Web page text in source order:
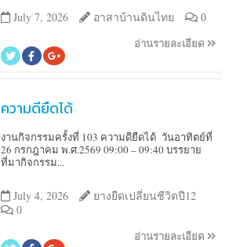
July 7, 2026 อาสาบ้านดินไทย 0
อ่านรายละเอียด
ความดียืดได้
งานกิจกรรมครั้งที่ 103 ความดียืดได้ วันอาทิตย์ที่
26 กรกฎาคม พ.ศ.2569 09:00 – 09:40 บรรยาย
ที่มากิจกรรม...
July 4, 2026 ยางยืดเปลี่ยนชีวิตปี12
0
อ่านรายละเอียด